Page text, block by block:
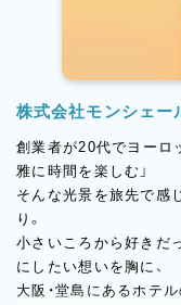
株式会社モンシェー
創業者が20代でヨーロ
雅に時間を楽しむ」
そんな光景を旅先で感
り。
小さいころから好きだ
にしたい想いを胸に、
大阪・堂島にあるホテ